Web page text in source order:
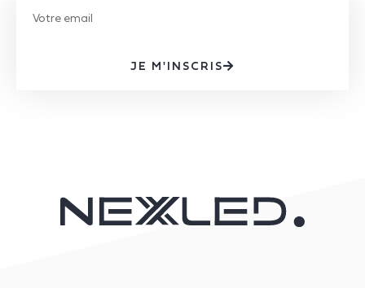
JE M'INSCRIS